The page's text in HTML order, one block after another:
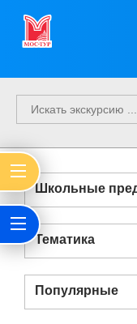
Тематика
Популярные